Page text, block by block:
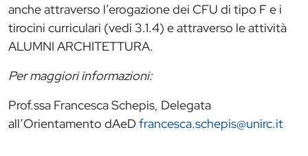
anche attraverso l’erogazione dei CFU di tipo F e i
tirocini curriculari (vedi 3.1.4) e attraverso le attività
ALUMNI ARCHITETTURA.
Per maggiori informazioni:
Prof.ssa Francesca Schepis, Delegata
all’Orientamento dAeDfrancesca.schepis@unirc.it